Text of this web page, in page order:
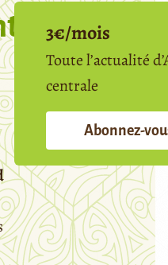
3€/mois
Toute l’actualité
centrale
Abonnez-